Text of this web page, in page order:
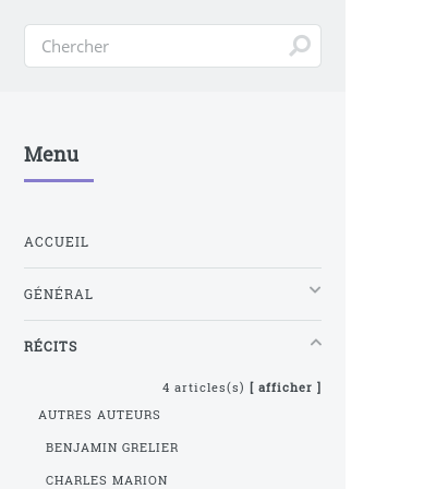
Menu
ACCUEIL
GÉNÉRAL
RÉCITS
4 articles(s) [ afficher ]
AUTRES AUTEURS
BENJAMIN GRELIER
CHARLES MARION